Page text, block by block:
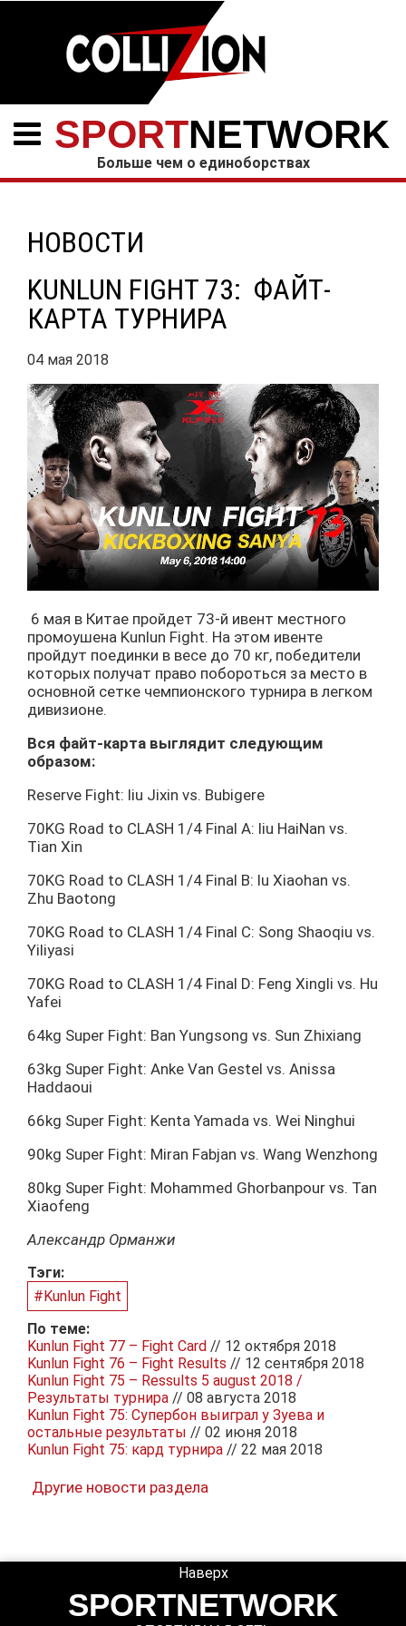
SPORTNETWORK
Больше чем о единоборствах
НОВОСТИ
KUNLUN FIGHT 73: ФАЙТ-
КАРТА ТУРНИРА
04 мая 2018
6 мая в Китае пройдет 73-й ивент местного
промоушена Kunlun Fight. На этом ивенте
пройдут поединки в весе до 70 кг, победители
которых получат право побороться за место в
основной сетке чемпионского турнира в легком
дивизионе.
Вся файт-карта выглядит следующим
образом:
Reserve Fight: liu Jixin vs. Bubigere
70KG Road to CLASH 1/4 Final A: liu HaiNan vs.
Tian Xin
70KG Road to CLASH 1/4 Final B: lu Xiaohan vs.
Zhu Baotong
70KG Road to CLASH 1/4 Final C: Song Shaoqiu vs.
Yiliyasi
70KG Road to CLASH 1/4 Final D: Feng Xingli vs. Hu
Yafei
64kg Super Fight: Ban Yungsong vs. Sun Zhixiang
63kg Super Fight: Anke Van Gestel vs. Anissa
Haddaoui
66kg Super Fight: Kenta Yamada vs. Wei Ninghui
90kg Super Fight: Miran Fabjan vs. Wang Wenzhong
80kg Super Fight: Mohammed Ghorbanpour vs. Tan
Xiaofeng
Александр Орманжи
Тэги:
#Kunlun Fight
По теме:
Kunlun Fight 77 – Fight Card // 12 октября 2018
Kunlun Fight 76 – Fight Results // 12 сентября 2018
Kunlun Fight 75 – Ressults 5 august 2018 /
Результаты турнира // 08 августа 2018
Kunlun Fight 75: Супербон выиграл у Зуева и
остальные результаты // 02 июня 2018
Kunlun Fight 75: кард турнира // 22 мая 2018
Другие новости раздела
SPORTNETWORK
Наверх